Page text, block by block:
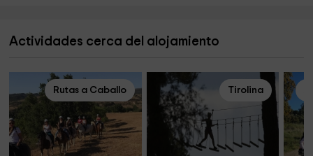
Actividades cerca del alojamiento
Rutas a Caballo Tirolina